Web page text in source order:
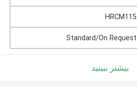
HRCM115
Standard/On Request
بیشتر ببینید